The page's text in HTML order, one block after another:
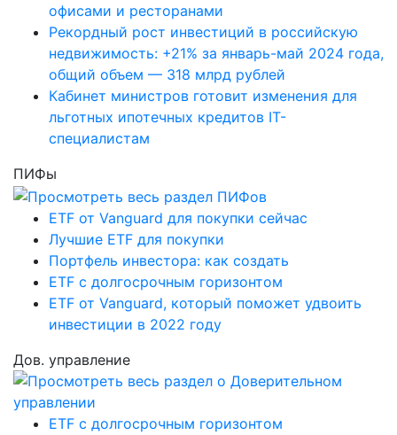
офисами и ресторанами
Рекордный рост инвестиций в российскую
недвижимость: +21% за январь-май 2024 года,
общий объем — 318 млрд рублей
Кабинет министров готовит изменения для
льготных ипотечных кредитов IT-
специалистам
ПИФы
ETF от Vanguard для покупки сейчас
Лучшие ETF для покупки
Портфель инвестора: как создать
ETF с долгосрочным горизонтом
ETF от Vanguard, который поможет удвоить
инвестиции в 2022 году
Дов. управление
ETF с долгосрочным горизонтом